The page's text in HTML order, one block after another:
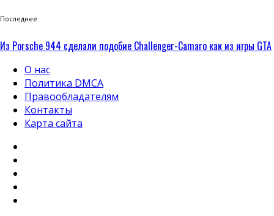
Последнее
Из Porsche 944 сделали подобие Challenger-Camaro как из игры GTA
О нас
Политика DMCA
Правообладателям
Контакты
Карта сайта